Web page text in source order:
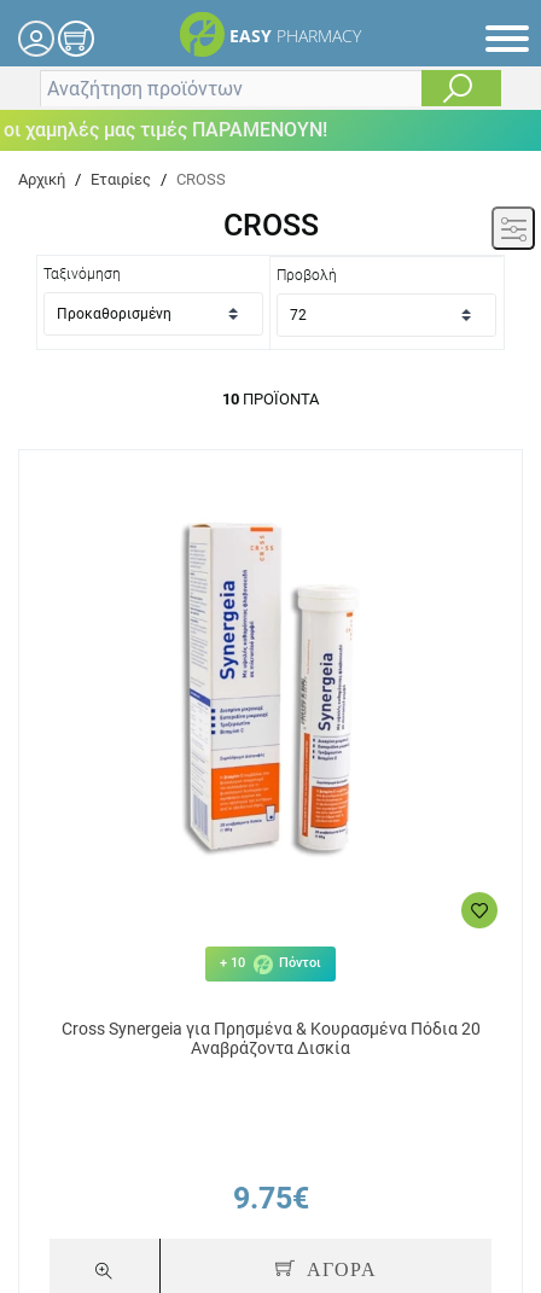
EASY PHARMACY
μας τιμές ΠΑΡΑΜΕΝΟΥΝ!
Αρχική / Εταιρίες / CROSS
CROSS
Ταξινόμηση Προβολή
10 ΠΡΟΪΌΝΤΑ
+ 10 Πόντοι
Cross Synergeia για Πρησμένα & Κουρασμένα Πόδια 20
Αναβράζοντα Δισκία
9.75€
ΑΓΟΡΑ